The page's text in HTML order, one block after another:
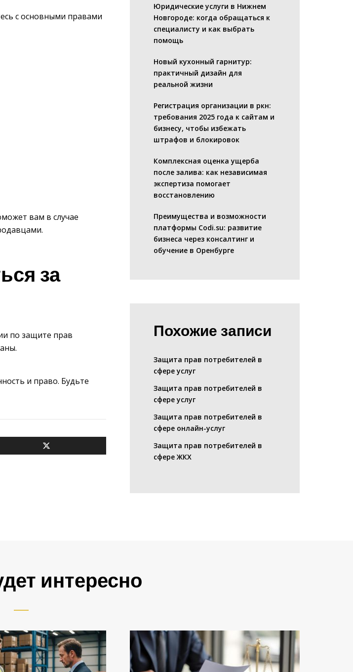
с основными правами
вам в случае
за
по защите прав
и право. Будьте
Юридические услуги в Нижнем
Новгороде: когда обращаться к
специалисту и как выбрать
помощь
Новый кухонный гарнитур:
практичный дизайн для
реальной жизни
Регистрация организации в ркн:
требования 2025 года к сайтам и
бизнесу, чтобы избежать
штрафов и блокировок
Комплексная оценка ущерба
после залива: как независимая
экспертиза помогает
восстановлению
Преимущества и возможности
платформы Codi.su: развитие
бизнеса через консалтинг и
обучение в Оренбурге
Похожие записи
Защита прав потребителей в
сфере услуг
Защита прав потребителей в
сфере услуг
Защита прав потребителей в
сфере онлайн-услуг
Защита прав потребителей в
сфере ЖКХ
интересно